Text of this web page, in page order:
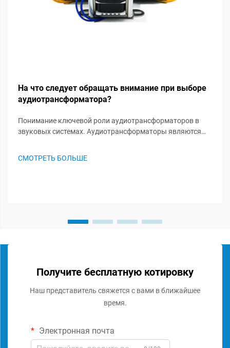
На что следует обращать внимание при выборе
аудиотрансформатора?
Понимание ключевой роли аудиотрансформаторов в
звуковых системах. Аудиотрансформаторы являются
обеспечении оптимальной работы аудиосистемы. Эти
СМОТРЕТЬ БОЛЬШЕ
Получите бесплатную котировку
Наш представитель свяжется с вами в ближайшее
время.
Электронная почта